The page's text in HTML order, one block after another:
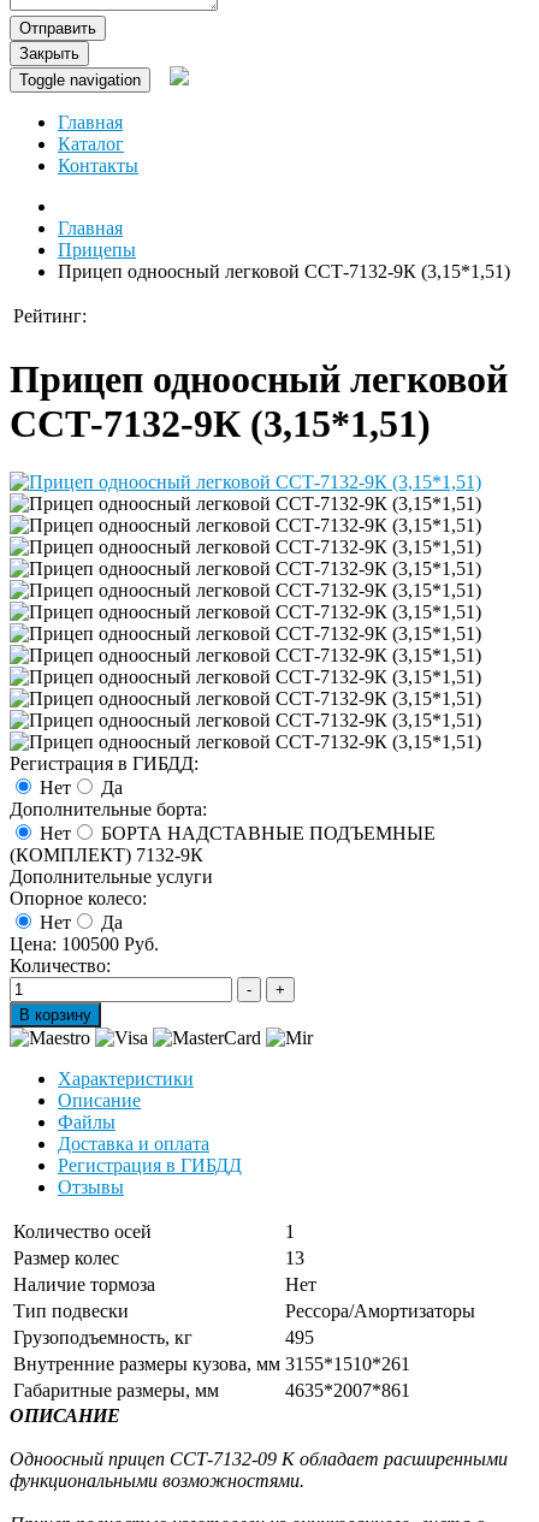
Отправить
Закрыть
Toggle navigation
Главная
Каталог
Контакты
Главная
Прицепы
Прицеп одноосный легковой ССТ-7132-9К (3,15*1,51)
Рейтинг:
Прицеп одноосный легковой
ССТ-7132-9К (3,15*1,51)
Регистрация в ГИБДД:
Нет
Да
Дополнительные борта:
Нет
БОРТА НАДСТАВНЫЕ ПОДЪЕМНЫЕ
(КОМПЛЕКТ) 7132-9К
Дополнительные услуги
Опорное колесо:
Нет
Да
Цена: 100500 Руб.
Количество:
Характеристики
Описание
Файлы
Доставка и оплата
Регистрация в ГИБДД
Отзывы
Количество осей
1
Размер колес
13
Наличие тормоза
Нет
Тип подвески
Рессора/Амортизаторы
Грузоподъемность, кг
495
Внутренние размеры кузова, мм 3155*1510*261
Габаритные размеры, мм
4635*2007*861
ОПИСАНИЕ
Одноосный прицеп ССТ-7132-09 К обладает расширенными
функциональными возможностями.